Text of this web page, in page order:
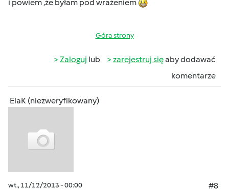
i powiem ,że byłam pod wrażeniem
Góra strony
Zaloguj lub zarejestruj sięaby dodawać
komentarze
ElaK (niezweryfikowany)
wt., 11/12/2013 - 00:00
#8